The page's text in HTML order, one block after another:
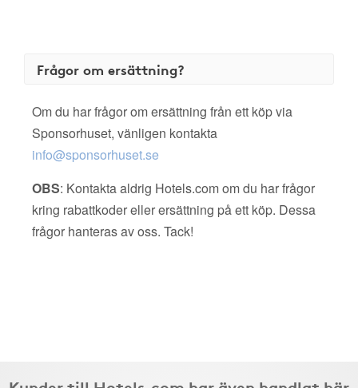
Frågor om ersättning?
Om du har frågor om ersättning från ett köp via
Sponsorhuset, vänligen kontakta
info@sponsorhuset.se
OBS: Kontakta aldrig Hotels.com om du har frågor
kring rabattkoder eller ersättning på ett köp. Dessa
frågor hanteras av oss. Tack!